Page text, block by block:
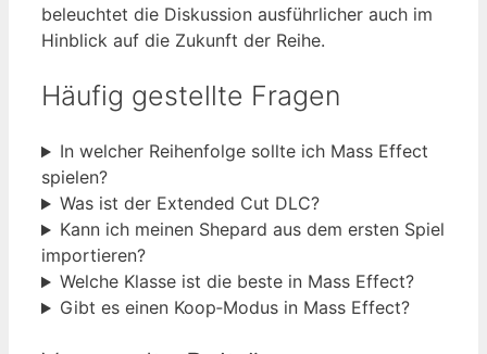
beleuchtet die Diskussion ausführlicher auch im
Hinblick auf die Zukunft der Reihe.
Häufig gestellte Fragen
In welcher Reihenfolge sollte ich Mass Effect
spielen?
Was ist der Extended Cut DLC?
Kann ich meinen Shepard aus dem ersten Spiel
importieren?
Welche Klasse ist die beste in Mass Effect?
Gibt es einen Koop‑Modus in Mass Effect?